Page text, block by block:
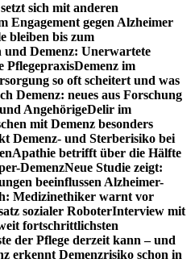
sich mit anderen
Engagement gegen Alzheimer
bleiben bis zum
Demenz: Unerwartete
PflegepraxisDemenz im
so oft scheitert und was
Demenz: neues aus Forschung
AngehörigeDelir im
mit Demenz besonders
Demenz- und Sterberisiko bei
Apathie betrifft über die Hälfte
DemenzNeue Studie zeigt:
beeinflussen Alzheimer-
Medizinethiker warnt vor
sozialer RoboterInterview mit
fortschrittlichsten
der Pflege derzeit kann – und
erkennt Demenzrisiko schon in